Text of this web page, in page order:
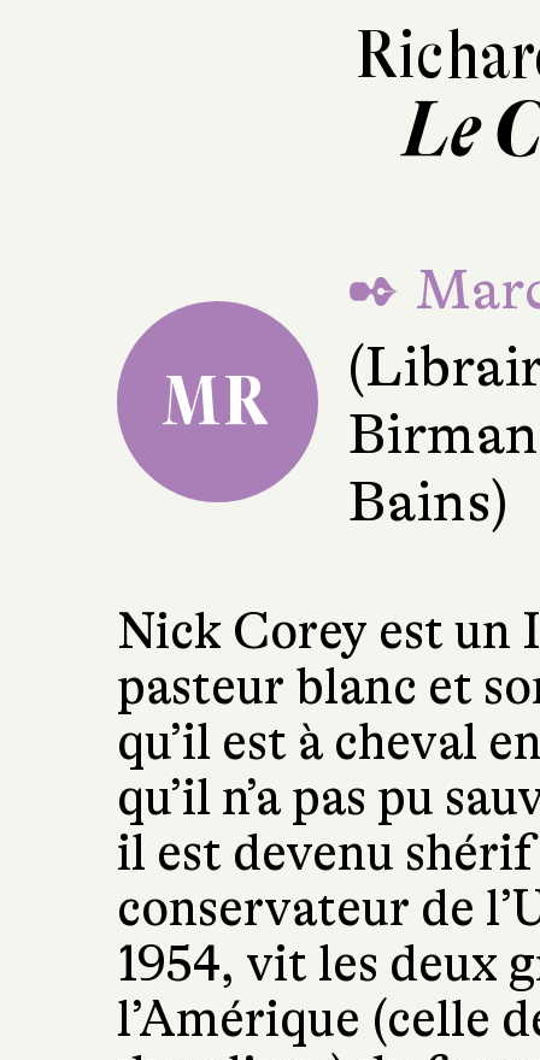
Le
MR
✒
Bains)
Nick Corey est un
pasteur blanc et
qu’il est à cheval
qu’il n’a pas pu
il est devenu
conservateur de
1954, vit les deux
l’Amérique (celle